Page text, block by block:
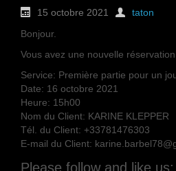
15 octobre 2021
taton
Bonjour.
Vous avez une nouvelle réservation.
Service: Première partie pour un
Date: 16 octobre 2021
Heure: 15h00
Nom du Client: KARINE KLEPPER
Tél. du Client: +33781476303
E-mail du Client:
Please follow and like us: